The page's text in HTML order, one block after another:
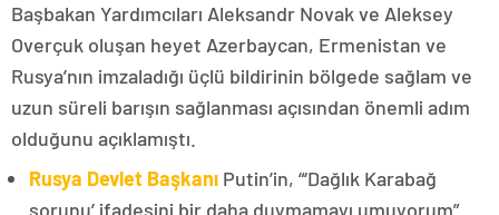
Başbakan Yardımcıları Aleksandr Novak ve Aleksey
Overçuk oluşan heyet Azerbaycan, Ermenistan ve
Rusya’nın imzaladığı üçlü bildirinin bölgede sağlam ve
uzun süreli barışın sağlanması açısından önemli adım
olduğunu açıklamıştı.
Rusya Devlet Başkanı Putin’in, “‘Dağlık Karabağ
sorunu’ ifadesini bir daha duymamayı umuyorum”